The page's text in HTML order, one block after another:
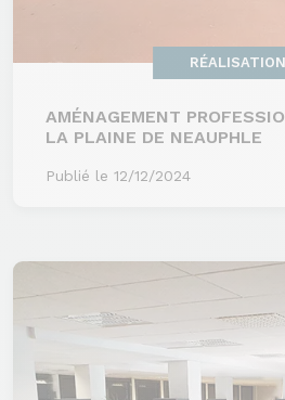
AMÉNAGEMENT
LA PLAINE DE NEAUPHLE
Publié le 12/12/2024